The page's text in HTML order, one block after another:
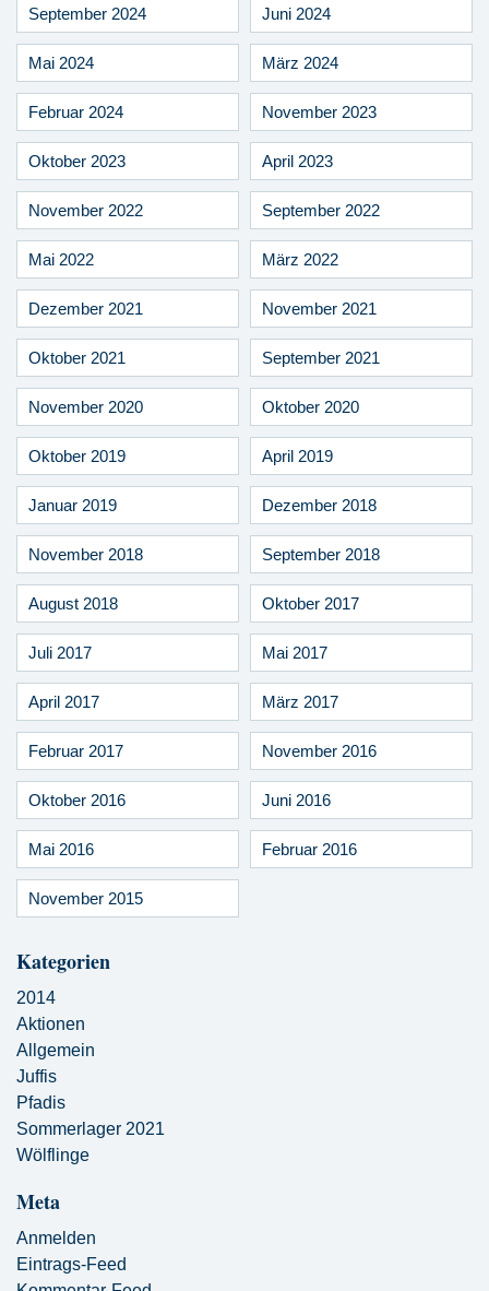
September 2024 Juni 2024
Mai 2024 März 2024
Februar 2024 November 2023
Oktober 2023 April 2023
November 2022 September 2022
Mai 2022 März 2022
Dezember 2021 November 2021
Oktober 2021 September 2021
November 2020 Oktober 2020
Oktober 2019 April 2019
Januar 2019 Dezember 2018
November 2018 September 2018
August 2018 Oktober 2017
Juli 2017 Mai 2017
April 2017 März 2017
Februar 2017 November 2016
Oktober 2016 Juni 2016
Mai 2016 Februar 2016
November 2015
Kategorien
2014
Aktionen
Allgemein
Juffis
Pfadis
Sommerlager 2021
Wölflinge
Meta
Anmelden
Eintrags-Feed